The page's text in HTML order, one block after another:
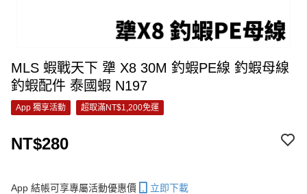
MLS 蝦戰天下 犟 X8 30M 釣蝦PE線 釣蝦母線
釣蝦配件 泰國蝦 N197
App 獨享活動 超取滿NT$1,200免運
NT$280
App 結帳可享專屬活動優惠價 立即下載